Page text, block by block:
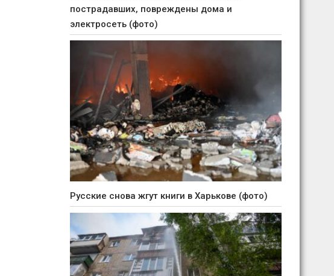
пострадавших, повреждены дома и
электросеть (фото)
Русские снова жгут книги в Харькове (фото)